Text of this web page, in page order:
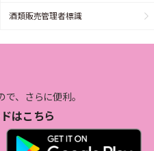
酒類販売管理者標識
、さらに便利。
はこちら